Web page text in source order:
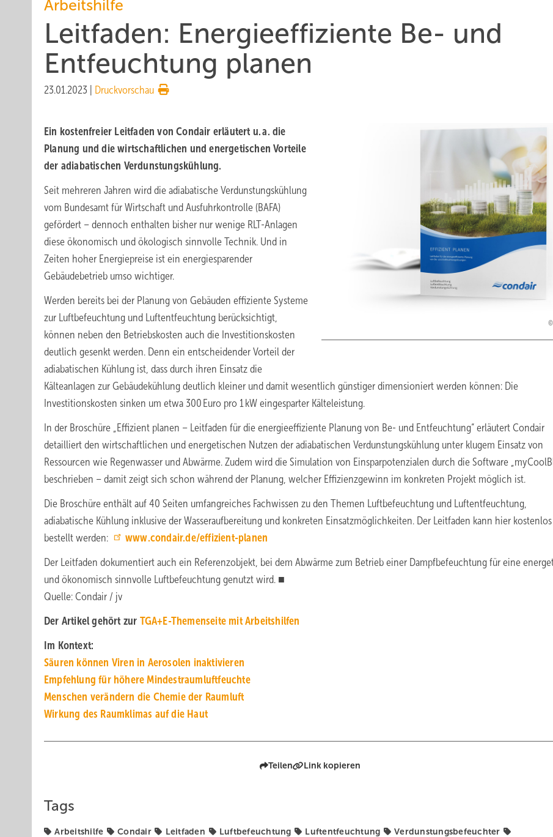
Arbeitshilfe
Leitfaden: Energieeffiziente Be- und
Entfeuchtung planen
23.01.2023 Druckvorschau
Ein kostenfreier Leitfaden von Condair erläutert u. a. die
Planung und die wirtschaftlichen und energetischen Vorteile
der adiabatischen Verdunstungskühlung.
Seit mehreren Jahren wird die adiabatische Verdunstungskühlung
vom Bundesamt für Wirtschaft und Ausfuhrkontrolle (BAFA)
gefördert – dennoch enthalten bisher nur wenige RLT-Anlagen
diese ökonomisch und ökologisch sinnvolle Technik. Und in
Zeiten hoher Energiepreise ist ein energiesparender
Gebäudebetrieb umso wichtiger.
Werden bereits bei der Planung von Gebäuden effiziente Systeme
zur Luftbefeuchtung und Luftentfeuchtung berücksichtigt,
können neben den Betriebskosten auch die Investitionskosten
deutlich gesenkt werden. Denn ein entscheidender Vorteil der
adiabatischen Kühlung ist, dass durch ihren Einsatz die
Kälteanlagen zur Gebäudekühlung deutlich kleiner und damit wesentlich günstiger dimensioniert werden können: Die
Investitionskosten sinken um etwa 300 Euro pro 1 kW eingesparter Kälteleistung.
In der Broschüre „Effizient planen – Leitfaden für die energieeffiziente Planung von Be- und Entfeuchtung“ erläutert Condair
detailliert den wirtschaftlichen und energetischen Nutzen der adiabatischen Verdunstungskühlung unter klugem Einsatz von
Ressourcen wie Regenwasser und Abwärme. Zudem wird die Simulation von Einsparpotenzialen durch die Software
beschrieben – damit zeigt sich schon während der Planung, welcher Effizienzgewinn im konkreten Projekt möglich ist.
Die Broschüre enthält auf 40 Seiten umfangreiches Fachwissen zu den Themen Luftbefeuchtung und Luftentfeuchtung,
adiabatische Kühlung inklusive der Wasseraufbereitung und konkreten Einsatzmöglichkeiten. Der Leitfaden kann hier kostenlos
bestellt werden:
www.condair.de/effizient-planen
Der Leitfaden dokumentiert auch ein Referenzobjekt, bei dem Abwärme zum Betrieb einer Dampfbefeuchtung für eine
und ökonomisch sinnvolle Luftbefeuchtung genutzt wird. ■
Quelle: Condair / jv
Der Artikel gehört zur TGA+E-Themenseite mit Arbeitshilfen
Im Kontext:
Säuren können Viren in Aerosolen inaktivieren
Empfehlung für höhere Mindestraumluftfeuchte
Menschen verändern die Chemie der Raumluft
Wirkung des Raumklimas auf die Haut
Teilen Link kopieren
Tags
Arbeitshilfe Condair Leitfaden Luftbefeuchtung Luftentfeuchtung
Verdunstungsbefeuchter